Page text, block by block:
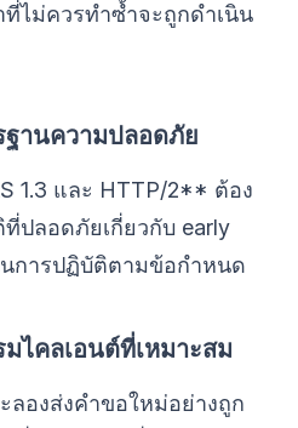
ไม่ควรทำซ้ำจะถูกดำเนิน
านความปลอดภัย
1.3 และ HTTP/2** ต้อง
ปลอดภัยเกี่ยวกับ early
การปฏิบัติตามข้อกำหนด
มไคลเอนต์ที่เหมาะสม
ลองส่งคำขอใหม่อย่างถูก